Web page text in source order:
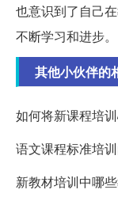
也意识到了自己
不断学习和进步。
其他小伙伴的
如何将新课程培
语文课程标准培
新教材培训中哪